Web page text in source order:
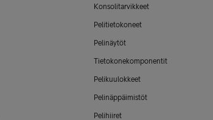
Konsolitarvikkeet
Pelitietokoneet
Pelinäytöt
Tietokonekomponentit
Pelikuulokkeet
Pelinäppäimistöt
Pelihiiret